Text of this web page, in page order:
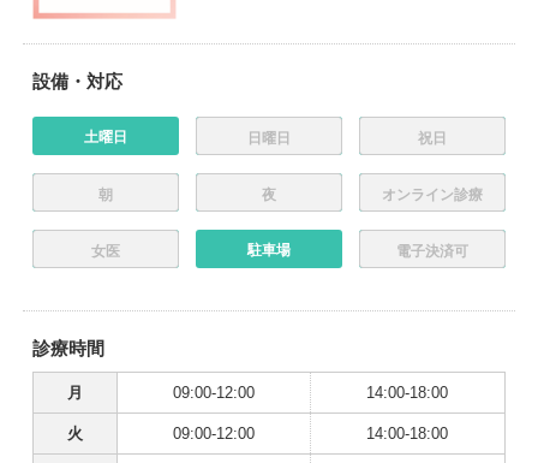
設備・対応
土曜日 日曜日 祝日
朝 夜 オンライン診療
女医 駐車場 電子決済可
診療時間
月 09:00-12:00 14:00-18:00
火 09:00-12:00 14:00-18:00